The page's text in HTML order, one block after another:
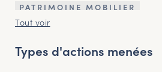
PATRIMOINE MOBILIER
Tout voir
Types d'actions menées